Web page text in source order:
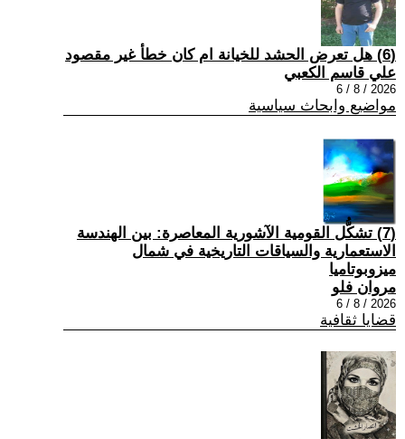
(6) هل تعرض الحشد للخيانة ام كان خطأ غير مقصود
علي قاسم الكعبي
2026 / 8 / 6
مواضيع وابحاث سياسية
(7) تشكُّل القومية الآشورية المعاصرة: بين الهندسة
الاستعمارية والسياقات التاريخية في شمال
ميزوبوتاميا
مروان فلو
2026 / 8 / 6
قضايا ثقافية